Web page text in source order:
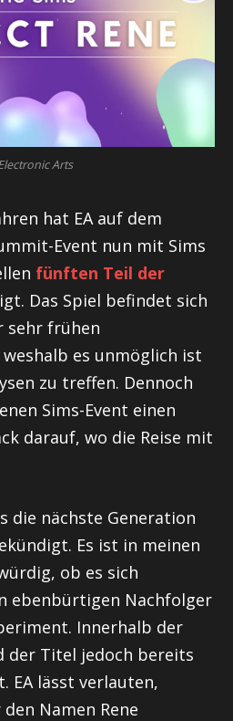
Arts
hat EA auf dem
Event nun mit Sims
fünften Teil der
Das Spiel befindet sich
sehr frühen
es unmöglich ist
zu treffen. Dennoch
Sims-Event einen
darauf, wo die Reise mit
die nächste Generation
Es ist in meinen
ob es sich
ebenbürtigen Nachfolger
Innerhalb der
der Titel jedoch bereits
EA lässt verlauten,
Namen Rene